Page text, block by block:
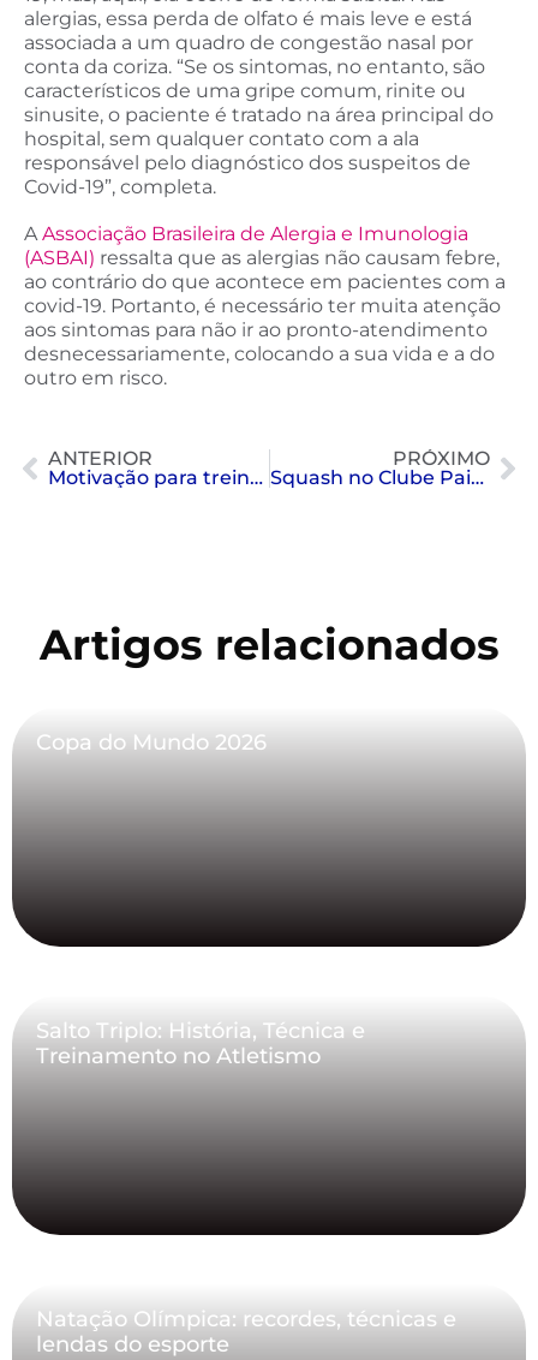
alergias, essa perda de olfato é mais leve e está
associada a um quadro de congestão nasal por
conta da coriza. “Se os sintomas, no entanto, são
característicos de uma gripe comum, rinite ou
sinusite, o paciente é tratado na área principal do
hospital, sem qualquer contato com a ala
responsável pelo diagnóstico dos suspeitos de
Covid-19”, completa.
AAssociação Brasileira de Alergia e Imunologia
(ASBAI) ressalta que as alergias não causam febre,
ao contrário do que acontece em pacientes com a
covid-19. Portanto, é necessário ter muita atenção
aos sintomas para não ir ao pronto-atendimento
desnecessariamente, colocando a sua vida e a do
outro em risco.
ANTERIOR
Motivação para treinar no frio
PRÓXIMO
Squash no Clube Paineiras: Regras, Benefícios e Como Começar
Artigos relacionados
Copa do Mundo 2026
Salto Triplo: História, Técnica e
Treinamento no Atletismo
Natação Olímpica: recordes, técnicas e
lendas do esporte